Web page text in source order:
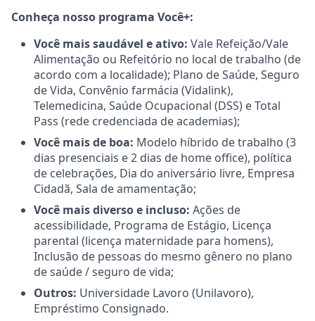
Conheça nosso programa Você+:
Você mais saudável e ativo: Vale Refeição/Vale
Alimentação ou Refeitório no local de trabalho (de
acordo com a localidade); Plano de Saúde, Seguro
de Vida, Convênio farmácia (Vidalink),
Telemedicina, Saúde Ocupacional (DSS) e Total
Pass (rede credenciada de academias);
Você mais de boa: Modelo híbrido de trabalho (3
dias presenciais e 2 dias de home office), política
de celebrações, Dia do aniversário livre, Empresa
Cidadã, Sala de amamentação;
Você mais diverso e incluso: Ações de
acessibilidade, Programa de Estágio, Licença
parental (licença maternidade para homens),
Inclusão de pessoas do mesmo gênero no plano
de saúde / seguro de vida;
Outros: Universidade Lavoro (Unilavoro),
Empréstimo Consignado.